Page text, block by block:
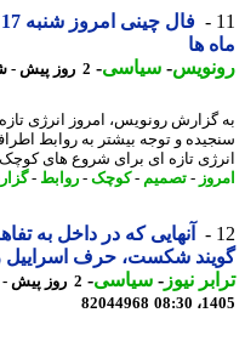
فال
ها
-سیاسی-2 روز پیش - شنبه 17 مرداد 1405، 09:43
رونویس، امروز انرژی تازه
و توجه بیشتر به روابط
تازه ای برای شروع های کوچک، -
- تصمیم-کوچک-روابط-گزارش
آنهایی که در داخل به تفاهم
شکست، حرف اسراییل را
نیوز-سیاسی-
82044968